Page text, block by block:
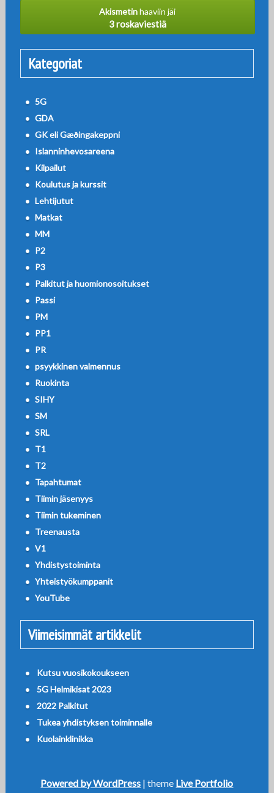
Akismetinhaaviin jäi
3 roskaviestiä
Kategoriat
5G
GDA
GK eli Gæðingakeppni
Islanninhevosareena
Kilpailut
Koulutus ja kurssit
Lehtijutut
Matkat
MM
P2
P3
Palkitut ja huomionosoitukset
Passi
PM
PP1
PR
psyykkinen valmennus
Ruokinta
SIHY
SM
SRL
T1
T2
Tapahtumat
Tiimin jäsenyys
Tiimin tukeminen
Treenausta
V1
Yhdistystoiminta
Yhteistyökumppanit
YouTube
Viimeisimmät artikkelit
Kutsu vuosikokoukseen
5G Helmikisat 2023
2022 Palkitut
Tukea yhdistyksen toiminnalle
Kuolainklinikka
Powered by WordPress | theme Live Portfolio